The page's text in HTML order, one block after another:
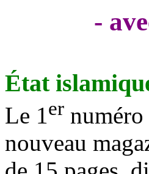
-
État
Le 1er
nouveau